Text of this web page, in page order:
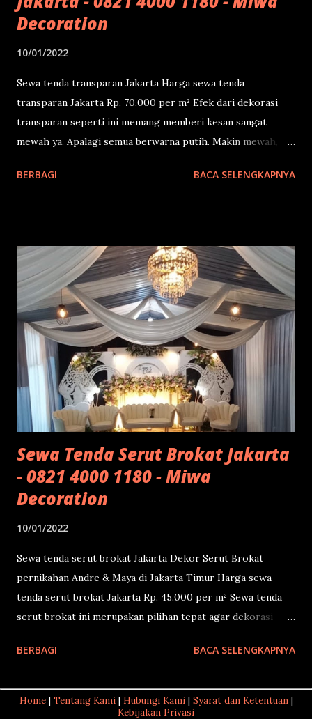
Decoration
10/01/2022
Sewa tenda transparan Jakarta Harga sewa tenda
transparan Jakarta Rp. 70.000 per m² Efek dari dekorasi
transparan seperti ini memang memberi kesan sangat
mewah ya. Apalagi semua berwarna putih. Makin mewah,
menggunakan dekorasi ini. Karena memang harganya yang
dekorasi transparan dari Miwa Decoration ini: Mewah dan
elegan bukan?? Segera hubungi kami melalui tombol wa di
kanan bawah dan komunikasikan dengan tim kami.
BERBAGI BACA SELENGKAPNYA
Sewa Tenda Serut Brokat Jakarta
- 0821 4000 1180 - Miwa
Decoration
10/01/2022
Sewa tenda serut brokat Jakarta Dekor Serut Brokat
pernikahan Andre & Maya di Jakarta Timur Harga sewa
tenda serut brokat Jakarta Rp. 45.000 per m² Sewa tenda
serut brokat ini merupakan pilihan tepat agar dekorasi
mewah seperti pernikahan di kerajaan . Sementara
Anda akan sangat terkagum dengan dekorasinya. Agar
tamu-tamu Anda semakin terkesima, sebaiknya diimbangi
BERBAGI BACA SELENGKAPNYA
Home| Tentang Kami| Hubungi Kami| Syarat dan Ketentuan|
Kebijakan Privasi